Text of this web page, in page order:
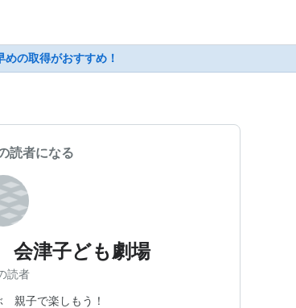
の取得がおすすめ！
読者になる
津子ども劇場
読者
親子で楽しもう！